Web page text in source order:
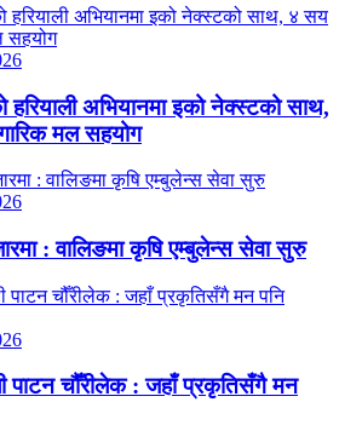
हरियाली अभियानमा इको नेक्स्टको साथ,
मल सहयोग
: वालिङमा कृषि एम्बुलेन्स सेवा सुरु
पाटन चौँरीलेक : जहाँ प्रकृतिसँगै मन